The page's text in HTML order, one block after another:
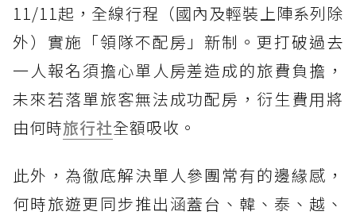
11/11起，全線行程（國內及輕裝上陣系列除
外）實施「領隊不配房」新制。更打破過去
一人報名須擔心單人房差造成的旅費負擔，
未來若落單旅客無法成功配房，衍生費用將
由何時旅行社全額吸收。
此外，為徹底解決單人參團常有的邊緣感，
何時旅遊更同步推出涵蓋台、韓、泰、越、